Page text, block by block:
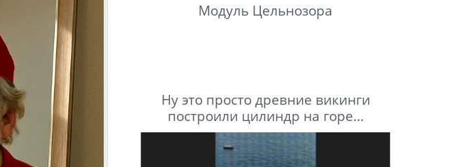
Модуль Цельнозора
Ну это просто древние викинги
построили цилиндр на горе...